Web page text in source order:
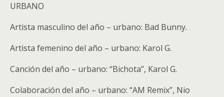
URBANO
Artista masculino del año – urbano: Bad Bunny.
Artista femenino del año – urbano: Karol G.
Canción del año – urbano: “Bichota”, Karol G.
Colaboración del año – urbano: “AM Remix”, Nio